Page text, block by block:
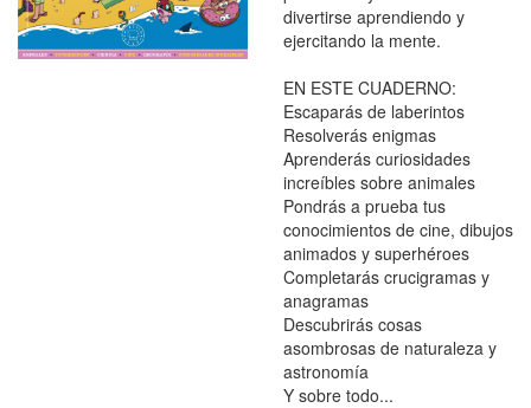
divertirse aprendiendo y
ejercitando la mente.
EN ESTE CUADERNO:
Escaparás de laberintos
Resolverás enigmas
Aprenderás curiosidades
increíbles sobre animales
Pondrás a prueba tus
conocimientos de cine, dibujos
animados y superhéroes
Completarás crucigramas y
anagramas
Descubrirás cosas
asombrosas de naturaleza y
astronomía
Y sobre todo...